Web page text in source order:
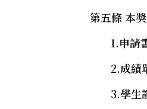
第五條 本
1.申請
2.成績單
3.學生